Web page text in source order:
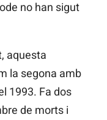
no han sigut
aquesta
la segona amb
1993. Fa dos
de morts i